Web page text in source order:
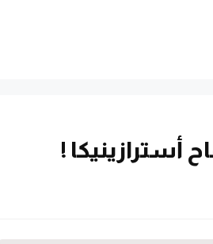
أسترازينيكا !